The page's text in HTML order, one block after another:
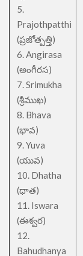
5.
Prajothpatthi
(ప్రజోత్పత్తి)
6. Angirasa
(అంగీరస)
7. Srimukha
(శ్రీముఖ)
8. Bhava
(భావ)
9. Yuva
(యువ)
10. Dhatha
(ధాత)
11. Iswara
(ఈశ్వర)
12.
Bahudhanya